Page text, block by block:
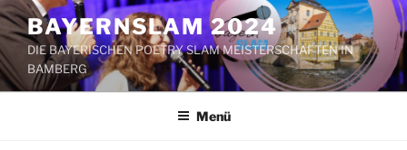
Zum
Inhalt
springen
BAYERNSLAM 2024
DIE BAYERISCHEN POETRY SLAM MEISTERSCHAFTEN IN
BAMBERG
Menü